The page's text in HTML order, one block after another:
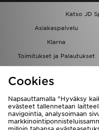
Katso JD
Asiakaspalvelu
Klarna
Toimitukset ja Palautukset
Löydä myymälä
Kumppanuusohjelma
Cookies
Napsauttamalla "Hyväksy
evästeet tallennetaan
navigointia, analysoimaan